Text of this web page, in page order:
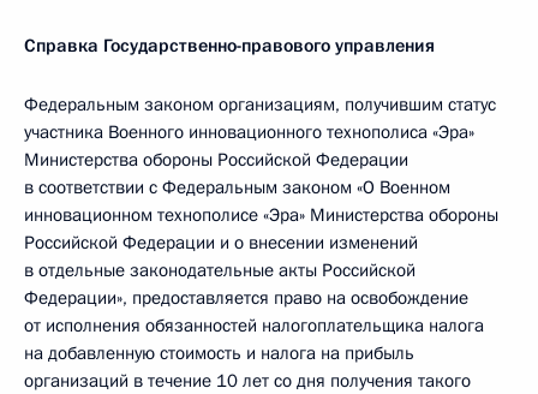
Справка Государственно-правового управления
Федеральным законом организациям, получившим статус
участника Военного инновационного технополиса «Эра»
Министерства обороны Российской Федерации
в соответствии с Федеральным законом «О Военном
инновационном технополисе «Эра» Министерства обороны
Российской Федерации и о внесении изменений
в отдельные законодательные акты Российской
Федерации», предоставляется право на освобождение
от исполнения обязанностей налогоплательщика налога
на добавленную стоимость и налога на прибыль
организаций в течение 10 лет со дня получения такого